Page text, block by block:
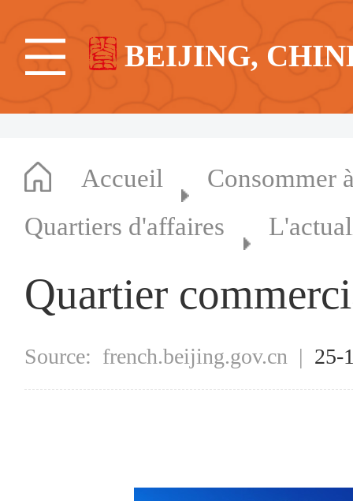
BEIJING,
Accueil
Consommer
Quartiers d'affaires
Quartier
Source: french.beijing.gov.cn | 25-